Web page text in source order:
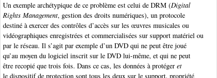
Un exemple archétypique de ce problème est celui de DRM (Digital
Rights Management, gestion des droits numériques), un protocole
destiné à exercer des contrôles d’accès sur les œuvres musicales ou
vidéographiques enregistrées et commercialisées sur support matériel ou
par le réseau. Il s’agit par exemple d’un DVD qui ne peut être joué
qu’au moyen du logiciel inscrit sur le DVD lui-même, et qui ne peut
être recopié que trois fois. Dans ce cas, les données à protéger et
le dispositif de protection sont tous les deux sur le support, propriété